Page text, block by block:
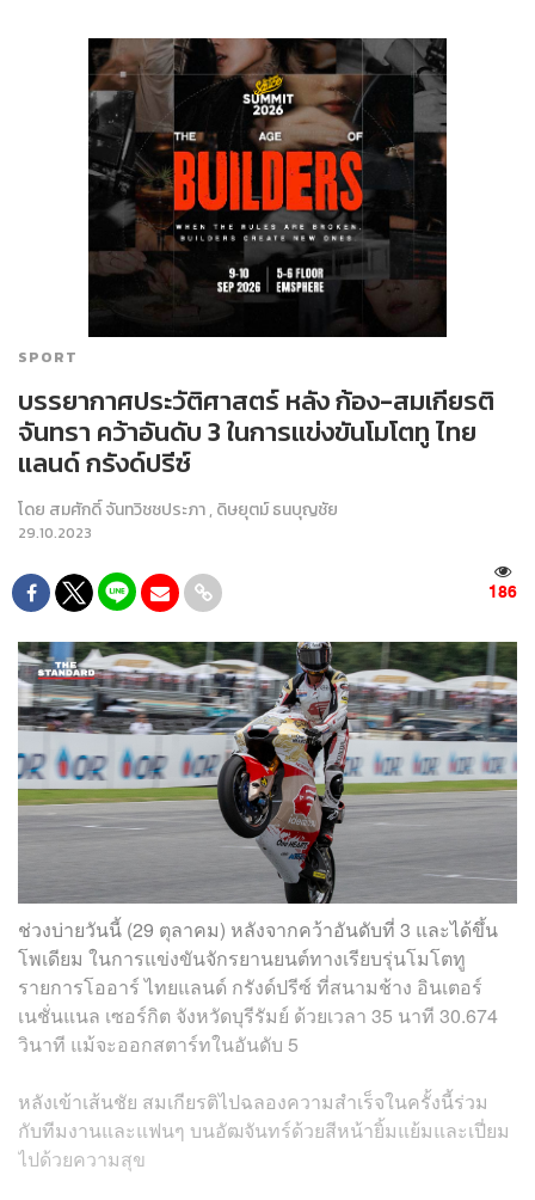
SPORT
บรรยากาศประวัติศาสตร์ หลัง ก้อง-สมเกียรติ
จันทรา คว้าอันดับ 3 ในการแข่งขันโมโตทู ไทย
แลนด์ กรังด์ปรีซ์
โดย สมศักดิ์ จันทวิชชประภา, ดิษยุตม์ ธนบุญชัย
29.10.2023
186
ช่วงบ่ายวันนี้ (29 ตุลาคม) หลังจากคว้าอันดับที่ 3 และได้ขึ้น
โพเดียม ในการแข่งขันจักรยานยนต์ทางเรียบรุ่นโมโตทู
รายการโออาร์ ไทยแลนด์ กรังด์ปรีซ์ ที่สนามช้าง อินเตอร์
เนชั่นแนล เซอร์กิต จังหวัดบุรีรัมย์ ด้วยเวลา 35 นาที 30.674
วินาที แม้จะออกสตาร์ทในอันดับ 5
หลังเข้าเส้นชัย สมเกียรติไปฉลองความสำเร็จในครั้งนี้ร่วม
กับทีมงานและแฟนๆ บนอัฒจันทร์ด้วยสีหน้ายิ้มแย้มและเปี่ยม
ไปด้วยความสุข